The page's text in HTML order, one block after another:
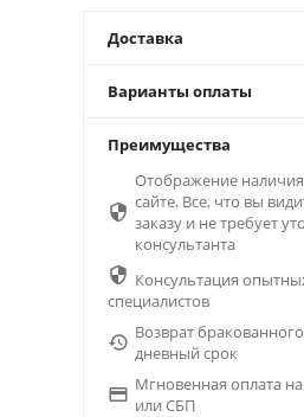
Доставка
Варианты оплаты
Преимущества

Отображение
сайте. Все, что вы
заказу и не требует
консультанта
 Консультация
специалистов
 Возврат
дневный срок
 Мгновенная оплата
или СБП